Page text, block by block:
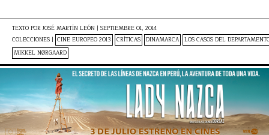
TEXTO POR JOSÉ MARTÍN LEÓN | SEPTIEMBRE 01, 2014
COLECCIONES | CINE EUROPEO 2013 CRÍTICAS DINAMARCA LOS CASOS DEL
MIKKEL NØRGAARD